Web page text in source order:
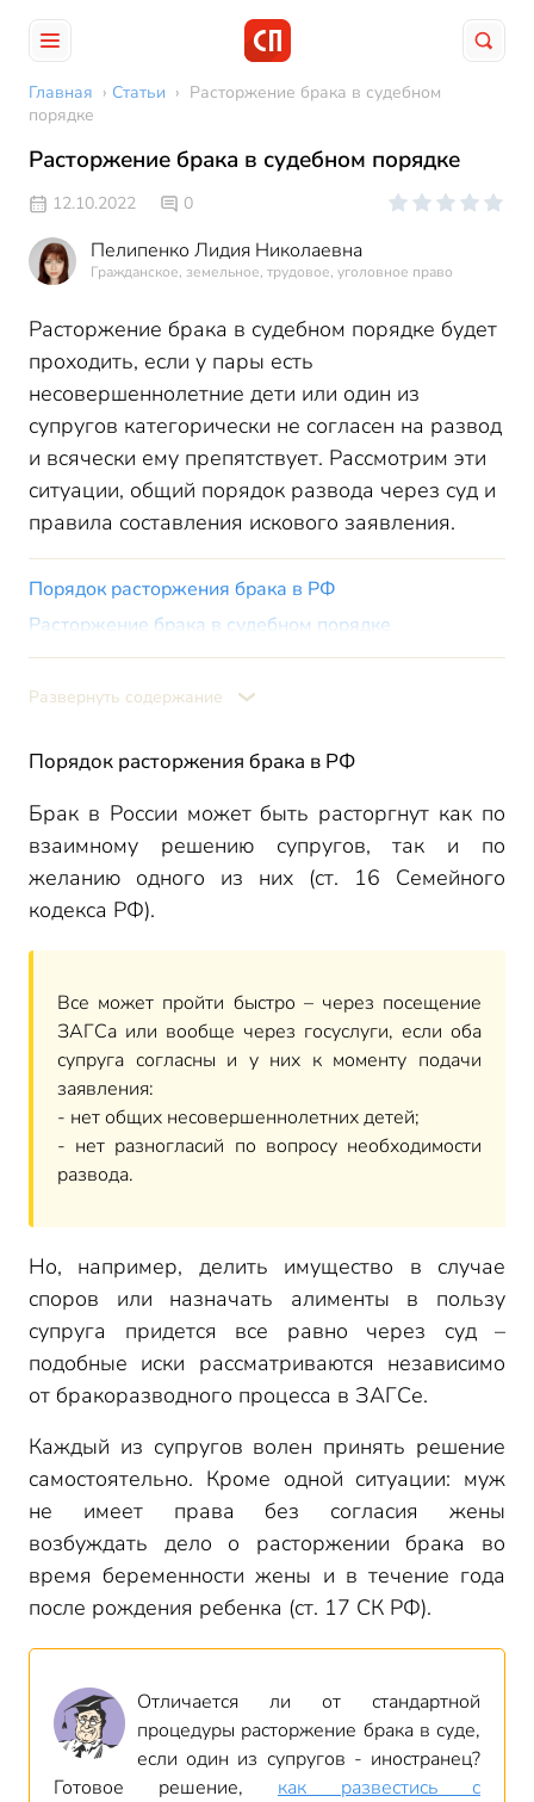
Главная › Статьи › Расторжение брака в судебном
порядке
Расторжение брака в судебном порядке
12.10.2022 0
Пелипенко Лидия Николаевна
Гражданское, земельное, трудовое, уголовное право
Расторжение брака в судебном порядке будет
проходить, если у пары есть
несовершеннолетние дети или один из
супругов категорически не согласен на развод
и всячески ему препятствует. Рассмотрим эти
ситуации, общий порядок развода через суд и
правила составления искового заявления.
Порядок расторжения брака в РФ
Расторжение брака в судебном порядке
Порядок расторжения брака в суде
В какой суд подавать иск о разводе
Порядок расторжения брака в суде
или с детьми
Что напишет суд в решении о разводе
С какого момента брак считается прекращенным
Порядок расторжения брака в ЗАГСе
Как развестись через госуслуги
Развернуть содержание
Порядок расторжения брака в РФ
Брак в России может быть расторгнут как по
взаимному решению супругов, так и по
желанию одного из них (ст. 16 Семейного
кодекса РФ).
Все может пройти быстро – через посещение
ЗАГСа или вообще через госуслуги, если оба
супруга согласны и у них к моменту подачи
заявления:
- нет общих несовершеннолетних детей;
- нет разногласий по вопросу необходимости
развода.
Но, например, делить имущество в случае
споров или назначать алименты в пользу
супруга придется все равно через суд –
подобные иски рассматриваются независимо
от бракоразводного процесса в ЗАГСе.
Каждый из супругов волен принять решение
самостоятельно. Кроме одной ситуации: муж
не имеет права без согласия жены
возбуждать дело о расторжении брака во
время беременности жены и в течение года
после рождения ребенка (ст. 17 СК РФ).
Отличается ли от стандартной
процедуры расторжение брака в суде,
если один из супругов - иностранец?
Готовое решение, как развестись с